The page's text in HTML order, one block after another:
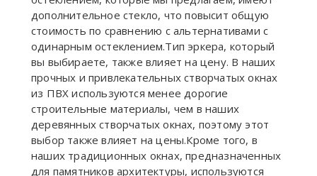
дополнительное стекло, что повысит общую
стоимость по сравнению с альтернативами с
одинарным остеклением.Тип эркера, который
вы выбираете, также влияет на цену. В наших
прочных и привлекательных створчатых окнах
из ПВХ используются менее дорогие
строительные материалы, чем в наших
деревянных створчатых окнах, поэтому этот
выбор также влияет на цены.Кроме того, в
наших традиционных окнах, предназначенных
для памятников архитектуры, используются